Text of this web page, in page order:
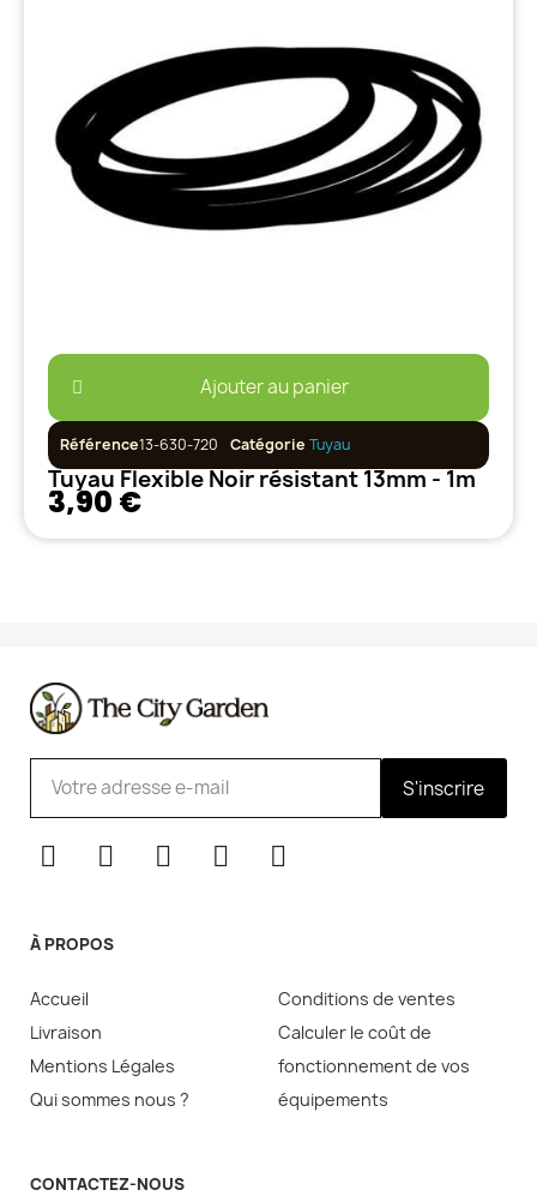
Ajouter au panier
Référence13-630-720 Catégorie Tuyau
Tuyau Flexible Noir résistant 13mm - 1m
3,90 €
S'inscrire
À PROPOS
Accueil
Livraison
Mentions Légales
Qui sommes nous ?
Conditions de ventes
Calculer le coût de
fonctionnement de vos
équipements
CONTACTEZ-NOUS